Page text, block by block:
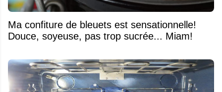
Ma confiture de bleuets est sensationnelle!
Douce, soyeuse, pas trop sucrée... Miam!